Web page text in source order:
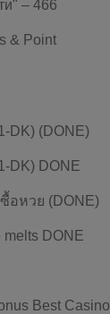
– 466
& Point
DK) (DONE)
DK) DONE
อหวย (DONE)
DONE
Best Casino